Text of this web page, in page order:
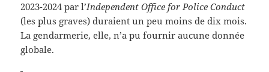
2023-2024 par l’Independent Office for Police Conduct
(les plus graves) duraient un peu moins de dix mois.
La gendarmerie, elle, n’a pu fournir aucune donnée
globale.